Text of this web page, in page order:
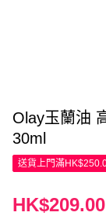
Olay玉蘭油
30ml
送貨上門滿
HK$209.00